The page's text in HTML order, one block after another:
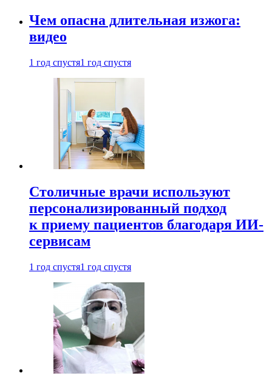
Чем опасна длительная изжога:
видео
1 год спустя1 год спустя
Столичные врачи используют
персонализированный подход
к приему пациентов благодаря ИИ-
сервисам
1 год спустя1 год спустя